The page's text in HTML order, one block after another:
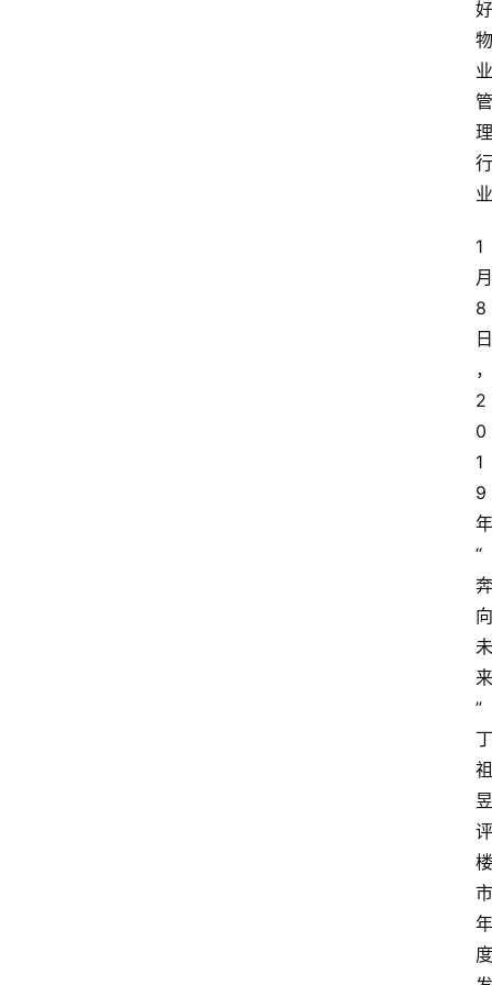
好
物
业
管
理
行
业
1
月
8
日
，
2
0
1
9
年
“
奔
向
未
来
”
丁
祖
昱
评
楼
市
年
度